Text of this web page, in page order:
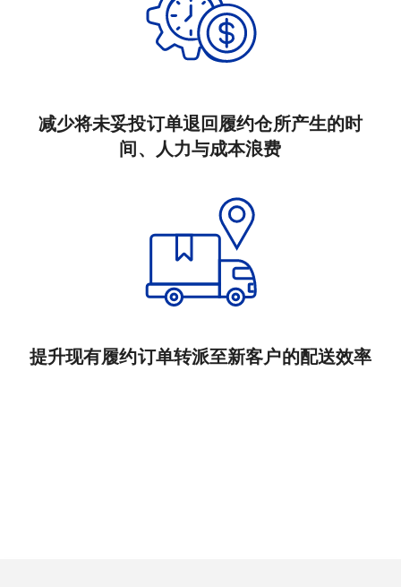
减少将未妥投订单退回履约仓所产生的时
间、人力与成本浪费
提升现有履约订单转派至新客户的配送效率